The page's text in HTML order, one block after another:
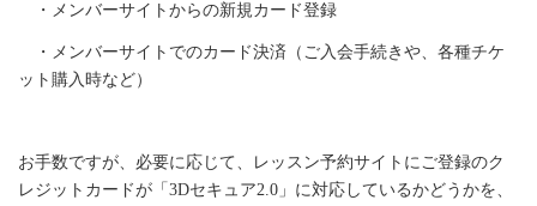
・メンバーサイトからの新規カード登録
・メンバーサイトでのカード決済（ご入会手続きや、各種チケ
ット購入時など）
お手数ですが、必要に応じて、レッスン予約サイトにご登録のク
レジットカードが「3Dセキュア2.0」に対応しているかどうかを、